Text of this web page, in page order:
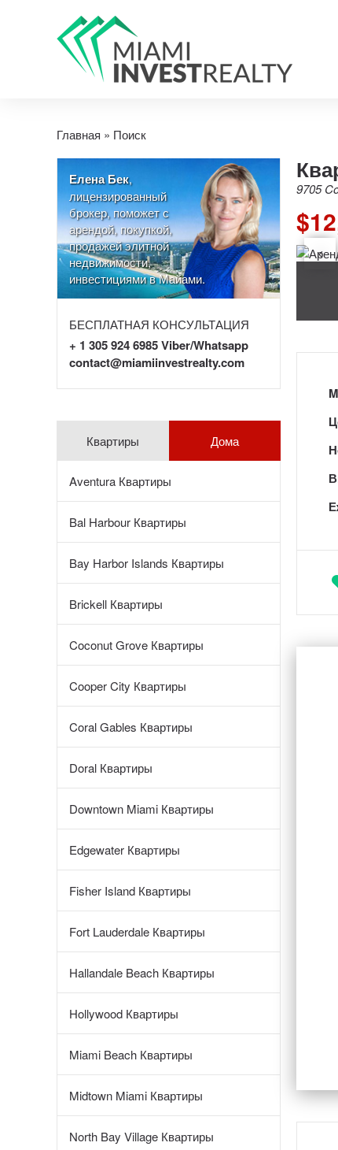
Главная » Поиск
Елена Бек,
лицензированный
брокер, поможет с
арендой, покупкой,
продажей элитной
недвижимости,
инвестициями в Майами.
БЕСПЛАТНАЯ КОНСУЛЬТАЦИЯ
+ 1 305 924 6985 Viber/Whatsapp
contact@miamiinvestrealty.com
Квартиры
Aventura Квартиры
Bal Harbour Квартиры
Bay Harbor Islands Квартиры
Brickell Квартиры
Coconut Grove Квартиры
Cooper City Квартиры
Coral Gables Квартиры
Doral Квартиры
Downtown Miami Квартиры
Edgewater Квартиры
Fisher Island Квартиры
Fort Lauderdale Квартиры
Hallandale Beach Квартиры
Hollywood Квартиры
Miami Beach Квартиры
Midtown Miami Квартиры
North Bay Village Квартиры
Дома
9705